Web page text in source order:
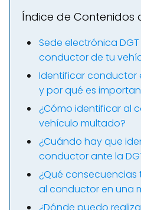
Índice de Contenidos
Sede electrónica
conductor de tu
Identificar conductor
y por qué es
¿Cómo identificar al
vehículo multado?
¿Cuándo hay que
conductor ante la
¿Qué
al conductor en una